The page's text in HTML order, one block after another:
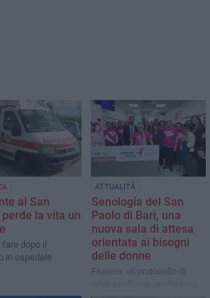
al San
perde la vita un
dopo il
in ospedale
ATTUALITÀ
Senologia del San
Paolo di Bari, una
nuova sala di attesa
orientata ai bisogni
delle donne
Fruscio: «Il protocollo di